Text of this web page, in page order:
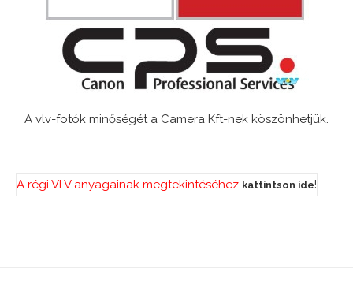
A vlv-fotók minőségét a Camera Kft-nek köszönhetjük.
A régi VLV anyagainak megtekintéséhez kattintson ide!